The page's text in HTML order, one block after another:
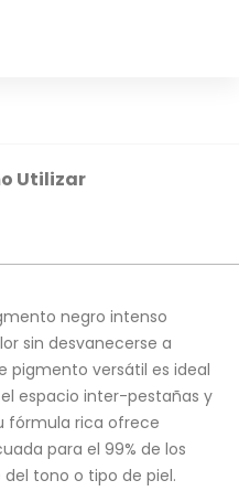
Utilizar
negro intenso
sin desvanecerse a
pigmento versátil es ideal
espacio inter-pestañas y
fórmula rica ofrece
para el 99% de los
tono o tipo de piel.